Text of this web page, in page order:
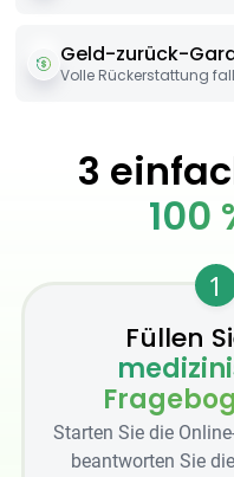
Geld-zurück-
Volle Rückerstattung
3
100
1
Füllen
Starten Sie die
beantworten Sie